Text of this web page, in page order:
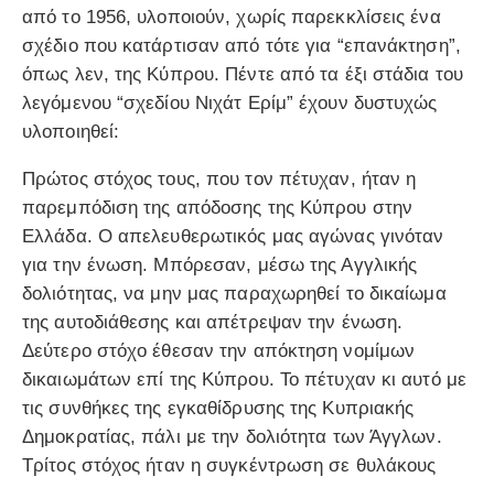
από το 1956, υλοποιούν, χωρίς παρεκκλίσεις ένα
σχέδιο που κατάρτισαν από τότε για “επανάκτηση”,
όπως λεν, της Κύπρου. Πέντε από τα έξι στάδια του
λεγόμενου “σχεδίου Νιχάτ Ερίμ” έχουν δυστυχώς
υλοποιηθεί:
Πρώτος στόχος τους, που τον πέτυχαν, ήταν η
παρεμπόδιση της απόδοσης της Κύπρου στην
Ελλάδα. Ο απελευθερωτικός μας αγώνας γινόταν
για την ένωση. Μπόρεσαν, μέσω της Αγγλικής
δολιότητας, να μην μας παραχωρηθεί το δικαίωμα
της αυτοδιάθεσης και απέτρεψαν την ένωση.
Δεύτερο στόχο έθεσαν την απόκτηση νομίμων
δικαιωμάτων επί της Κύπρου. Το πέτυχαν κι αυτό με
τις συνθήκες της εγκαθίδρυσης της Κυπριακής
Δημοκρατίας, πάλι με την δολιότητα των Άγγλων.
Τρίτος στόχος ήταν η συγκέντρωση σε θυλάκους